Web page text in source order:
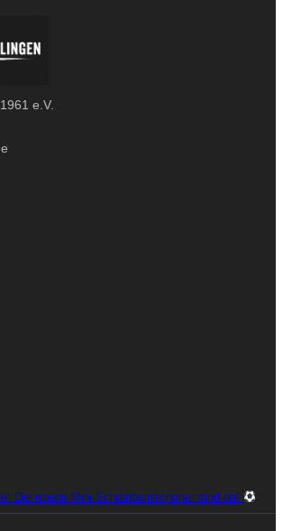
e.V.
Die neuen Mini Schienbeinschoner sind da!